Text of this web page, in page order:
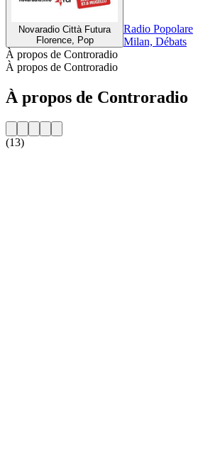
Novaradio Città Futura
Florence, Pop
Radio Popolare
Milan, Débats
À propos de Controradio
À propos de Controradio
À propos de Controradio
(13)